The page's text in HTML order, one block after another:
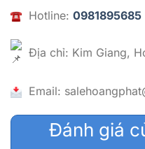
Hotline: 0981895685
Địa chỉ: Kim Giang,
Email:
Đánh giá